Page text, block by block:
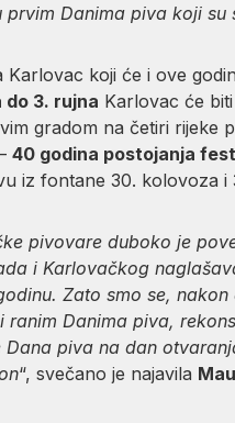
prvim Danima piva koji
Karlovac koji će i ove
do 3. rujna Karlovac će
gradom na četiri rijeke
40 godina postojanja
iz fontane 30. kolovoza i
pivovare duboko je
i Karlovačkog
Zato smo se,
Danima piva,
piva na dan
“, svečano je najavila